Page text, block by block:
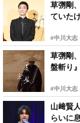
草彅剛
ていた
#中川大志
草彅剛
盤斬り
#中川大志
山﨑賢
らいに